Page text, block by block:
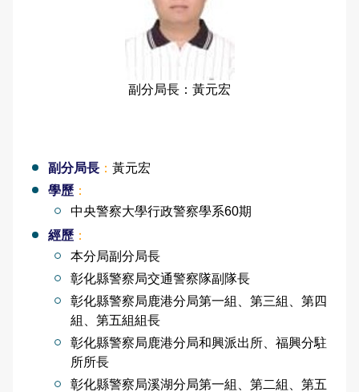
副分局長：黃元宏
副分局長 ： 黃元宏
學歷 ：
中央警察大學行政警察學系60期
經歷 ：
本分局副分局長
彰化縣警察局交通警察隊副隊長
彰化縣警察局鹿港分局第一組、第三組、第四
組、第五組組長
彰化縣警察局鹿港分局和興派出所、福興分駐
所所長
彰化縣警察局溪湖分局第一組、第二組、第五